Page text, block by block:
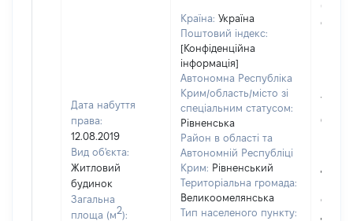
Дата набуття
права:
12.08.2019
Вид об'єкта:
Житловий
будинок
Загальна
площа (м2):
Країна: Україна
Поштовий індекс:
[Конфіденційна
інформація]
Автономна Республіка
Крим/область/місто зі
спеціальним статусом:
Рівненська
Район в області та
Автономній Республіці
Крим: Рівненський
Територіальна громада:
Великоомелянська
Тип населеного пункту:
чи
сім'ї
Об'єкт